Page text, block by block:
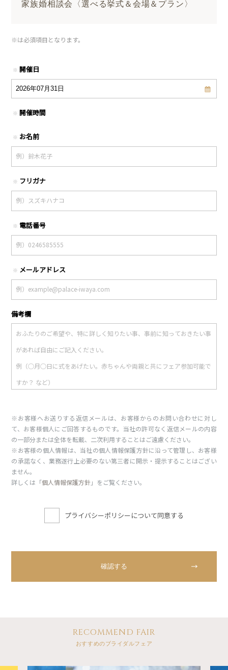
家族婚相談会〈選べる挙式＆会場＆プラン〉
※は必須項目となります。
※ 開催日
※ 開催時間
※ お名前
※ フリガナ
※ 電話番号
※ メールアドレス
備考欄
※お客様へお送りする返信メールは、お客様からのお問い合わせに対し
て、お客様個人にご回答するものです。当社の許可なく返信メールの内容
の一部分または全体を転載、二次利用することはご遠慮ください。
※お客様の個人情報は、当社の個人情報保護方針に沿って管理し、お客様
の承諾なく、業務遂行上必要のない第三者に開示・提示することはござい
ません。
詳しくは「個人情報保護方針」をご覧ください。
プライバシーポリシーについて同意する
RECOMMEND FAIR
おすすめのブライダルフェア